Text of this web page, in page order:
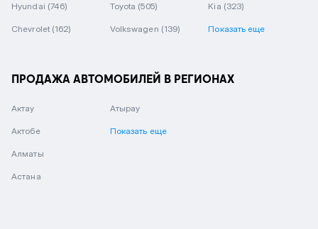
Hyundai (746) Toyota (505) Kia (323)
Chevrolet (162) Volkswagen (139) Показать еще
ПРОДАЖА АВТОМОБИЛЕЙ В РЕГИОНАХ
Актау
Актобе
Алматы
Астана
Атырау
Показать еще